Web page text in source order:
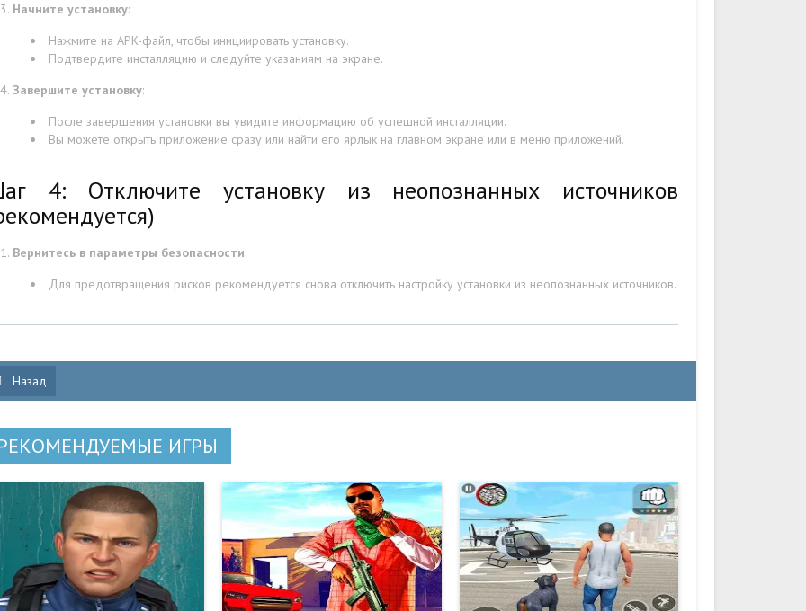
Начните установку:
Нажмите на APK-файл, чтобы инициировать установку.
Подтвердите инсталляцию и следуйте указаниям на экране.
Завершите установку:
После завершения установки вы увидите информацию об успешной инсталляции.
Вы можете открыть приложение сразу или найти его ярлык на главном экране или в меню приложений.
4: Отключите установку из неопознанных источников
Вернитесь в параметры безопасности:
Для предотвращения рисков рекомендуется снова отключить настройку установки из неопознанных источников.
Назад
ИГРЫ